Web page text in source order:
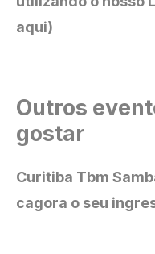
aqui)
Outros
gostar
Curitiba Tbm
cagora o seu